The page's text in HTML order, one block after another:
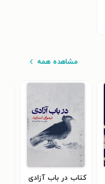
مشاهده همه
کتاب در باب آزادی